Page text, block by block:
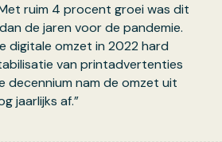
ruim 4 procent groei was dit
de jaren voor de pandemie.
digitale omzet in 2022 hard
van printadvertenties
decennium nam de omzet uit
jaarlijks af.”